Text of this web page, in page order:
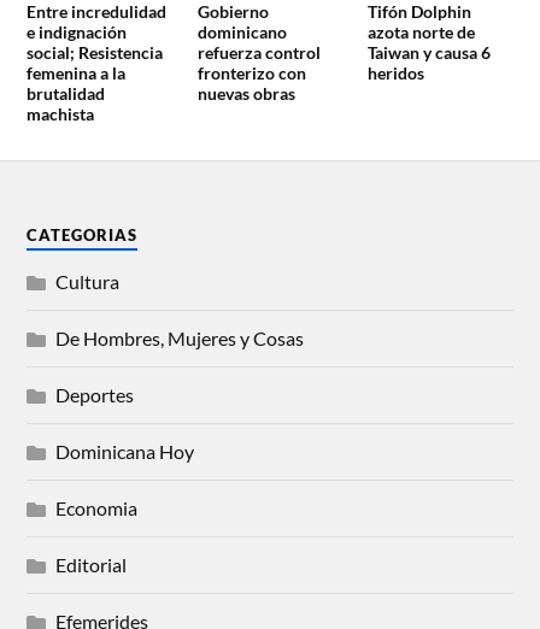
Entre incredulidad
e indignación
social; Resistencia
femenina a la
brutalidad
machista
Gobierno
dominicano
refuerza control
fronterizo con
nuevas obras
Tifón Dolphin
azota norte de
Taiwan y causa 6
heridos
CATEGORIAS
Cultura
De Hombres, Mujeres y Cosas
Deportes
Dominicana Hoy
Economia
Editorial
Efemerides